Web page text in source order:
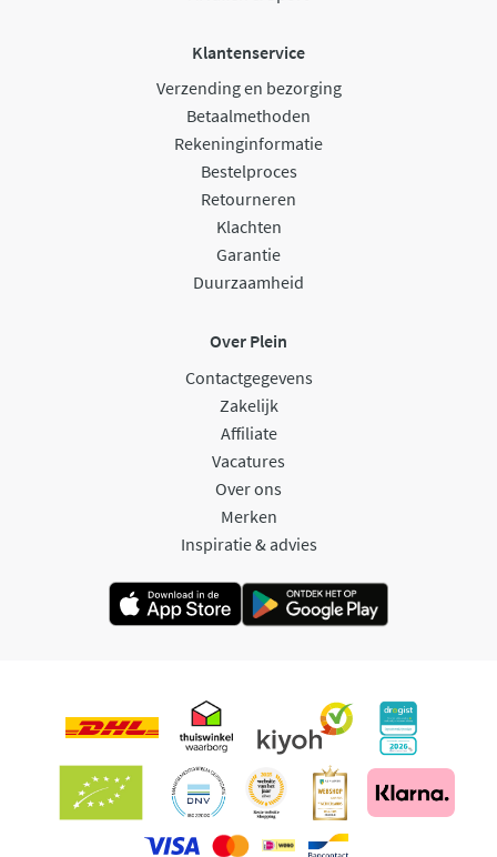
Klantenservice
Verzending en bezorging
Betaalmethoden
Rekeninginformatie
Bestelproces
Retourneren
Klachten
Garantie
Duurzaamheid
Over Plein
Contactgegevens
Zakelijk
Affiliate
Vacatures
Over ons
Merken
Inspiratie & advies